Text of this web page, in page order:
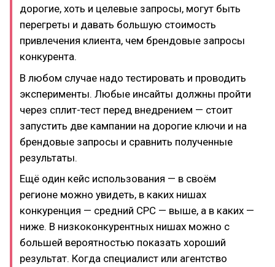
дорогие, хоть и целевые запросы, могут быть
перегреты и давать большую стоимость
привлечения клиента, чем брендовые запросы
конкурента.
В любом случае надо тестировать и проводить
эксперименты. Любые инсайты должны пройти
через сплит-тест перед внедрением — стоит
запустить две кампании на дорогие ключи и на
брендовые запросы и сравнить полученные
результаты.
Ещё один кейс использования — в своём
регионе можно увидеть, в каких нишах
конкуренция — средний СРС — выше, а в каких —
ниже. В низкоконкурентных нишах можно с
большей вероятностью показать хороший
результат. Когда специалист или агентство